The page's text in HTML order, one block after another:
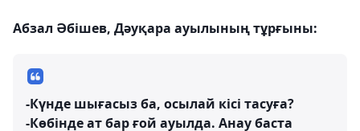
Абзал Әбішев, Дәуқара ауылының тұрғыны:
-Күнде шығасыз ба, осылай кісі тасуға?
-Көбінде ат бар ғой ауылда. Анау баста